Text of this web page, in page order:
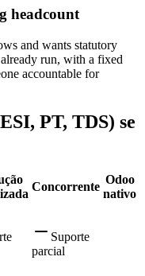
headcount
and wants statutory
run, with a fixed
accountable for
PT, TDS) se
Concorrente
Odoo
nativo
Suporte
parcial